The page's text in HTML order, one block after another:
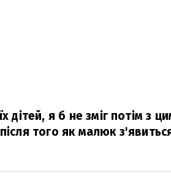
дітей, я б не зміг потім з
того як малюк